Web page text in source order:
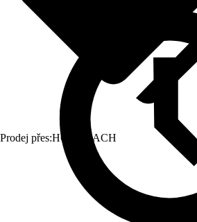
Prodej přes:HORNBACH